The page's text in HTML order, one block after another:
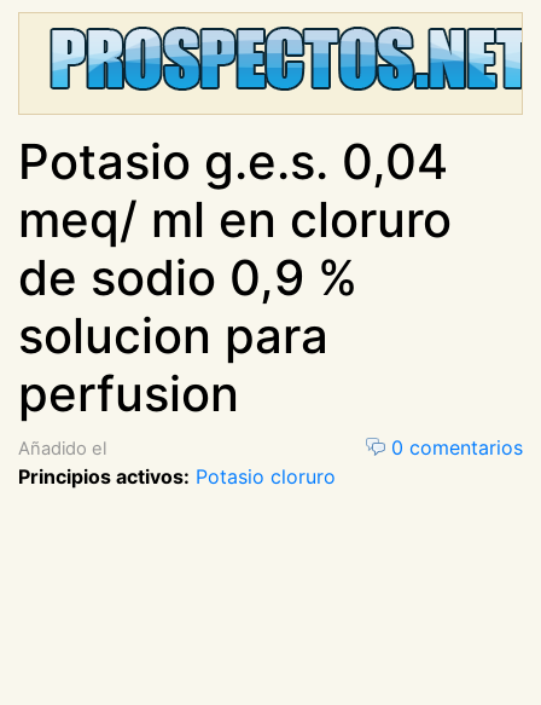
Potasio g.e.s. 0,04
meq/ ml en cloruro
de sodio 0,9 %
solucion para
perfusion
0 comentarios
Añadido el
Principios activos: Potasio cloruro